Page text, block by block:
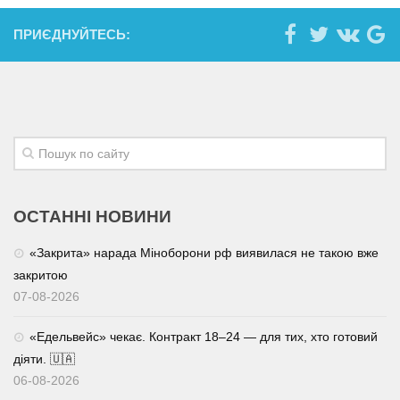
ПРИЄДНУЙТЕСЬ:
ОСТАННІ НОВИНИ
«Закрита» нарада Міноборони рф виявилася не такою вже
закритою
07-08-2026
«Едельвейс» чекає. Контракт 18–24 — для тих, хто готовий
діяти. 🇺🇦
06-08-2026